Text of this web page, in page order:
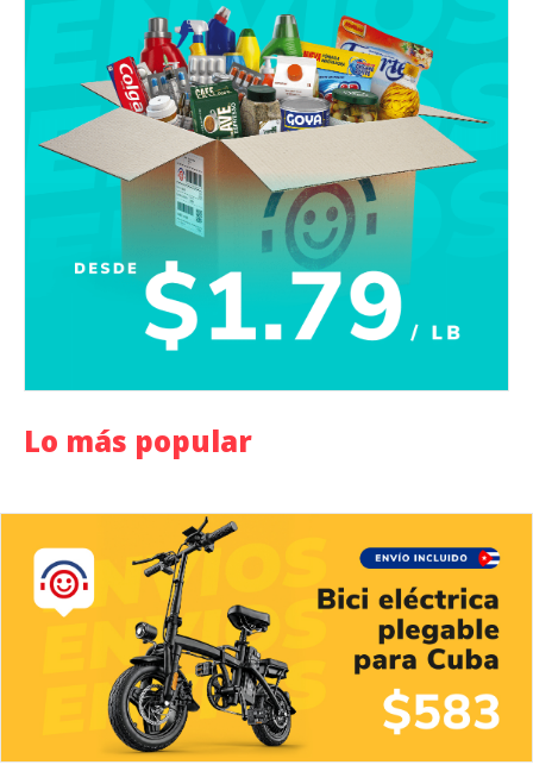
Lo más popular